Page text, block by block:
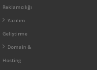
Reklamcılığı
Yazılım
Geliştirme
Domain &
Hosting